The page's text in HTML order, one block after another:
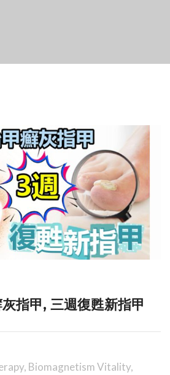
指甲, 三週復甦新指甲
, Biomagnetism Vitality,